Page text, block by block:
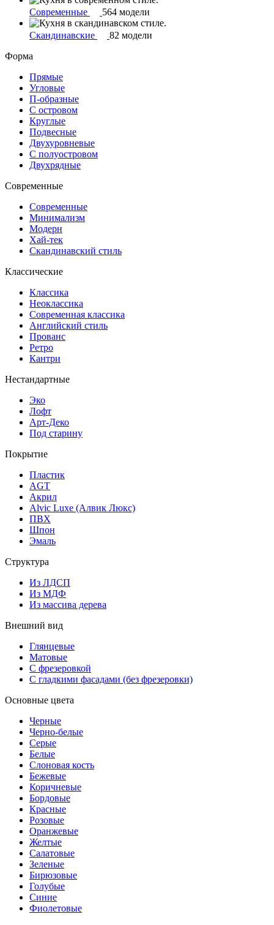
Современные 564 модели
Скандинавские
82 модели
Форма
Прямые
Угловые
П-образные
С островом
Круглые
Подвесные
Двухуровневые
С полуостровом
Двухрядные
Современные
Современные
Минимализм
Модерн
Хай-тек
Скандинавский стиль
Классические
Классика
Неоклассика
Современная классика
Английский стиль
Прованс
Ретро
Кантри
Нестандартные
Эко
Лофт
Арт-Деко
Под старину
Покрытие
Пластик
AGT
Акрил
Alvic Luxe (Алвик Люкс)
ПВХ
Шпон
Эмаль
Структура
Из ЛДСП
Из МДФ
Из массива дерева
Внешний вид
Глянцевые
Матовые
С фрезеровкой
С гладкими фасадами (без фрезеровки)
Основные цвета
Черные
Черно-белые
Серые
Белые
Слоновая кость
Бежевые
Коричневые
Бордовые
Красные
Розовые
Оранжевые
Желтые
Салатовые
Зеленые
Бирюзовые
Голубые
Синие
Фиолетовые